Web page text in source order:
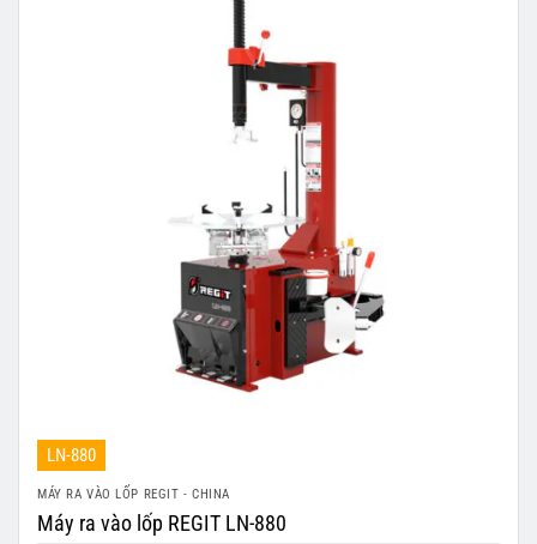
LN-880
MÁY RA VÀO LỐP REGIT - CHINA
Máy ra vào lốp REGIT LN-880